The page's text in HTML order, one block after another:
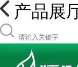
产品展